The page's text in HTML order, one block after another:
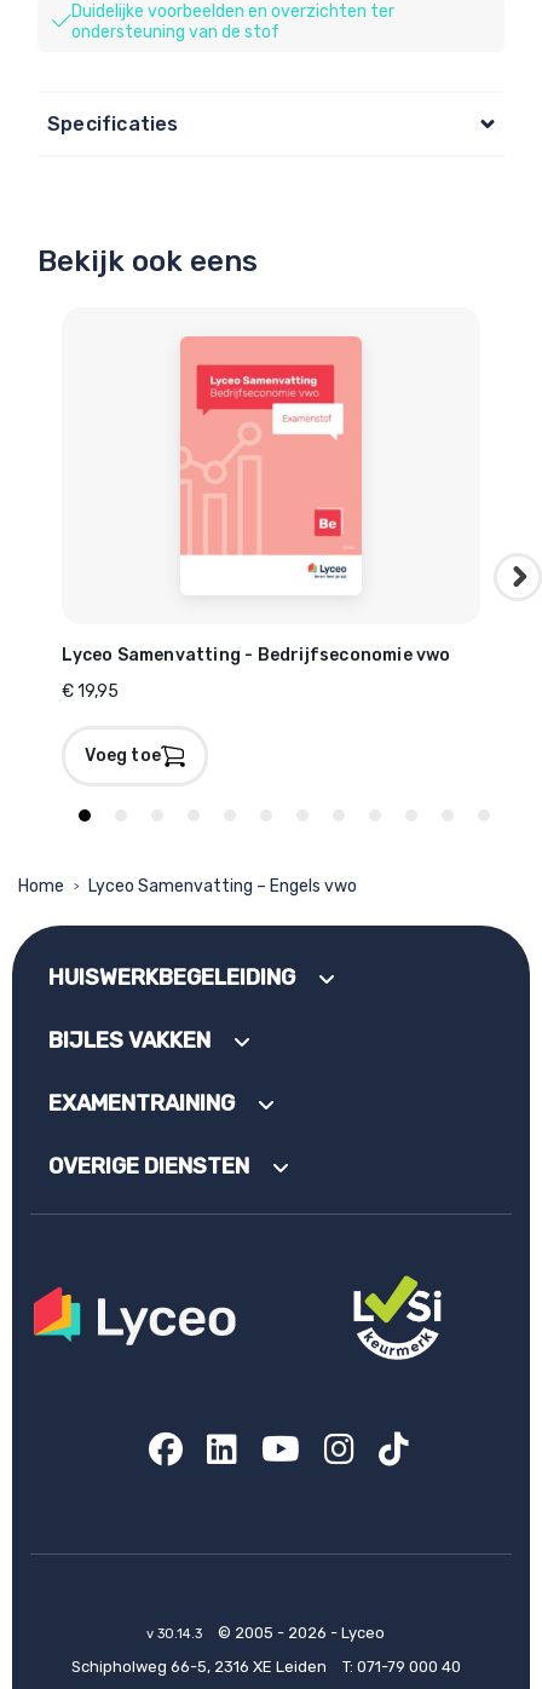
Duidelijke voorbeelden en overzichten ter
ondersteuning van de stof
Specificaties
Bekijk ook eens
Lyceo Samenvatting - Bedrijfseconomie vwo
€ 19,95
Voeg toe
Home > Lyceo Samenvatting – Engels vwo
HUISWERKBEGELEIDING
BIJLES VAKKEN
EXAMENTRAINING
OVERIGE DIENSTEN
Facebook
LinkedIn
YouTube
Instagram
TikTok
v 30.14.3
© 2005 - 2026 - Lyceo
Schipholweg 66-5, 2316 XE Leiden
T: 071-79 000 40